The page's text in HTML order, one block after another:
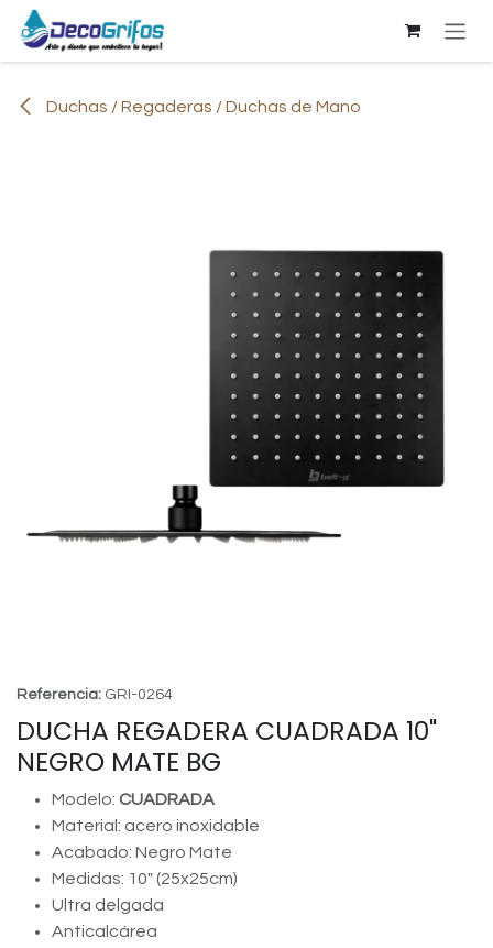
Ir al contenido
Duchas / Regaderas / Duchas de Mano
Referencia: GRI-0264
DUCHA REGADERA CUADRADA 10"
NEGRO MATE BG
Modelo: CUADRADA
Material: acero inoxidable
Acabado: Negro Mate
Medidas: 10" (25x25cm)
Ultra delgada
Anticalcárea